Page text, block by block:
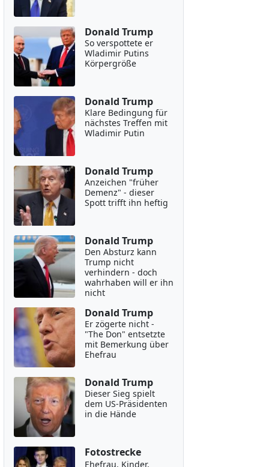
Donald Trump
So verspottete er
Wladimir Putins
Körpergröße
Donald Trump
Klare Bedingung für
nächstes Treffen mit
Wladimir Putin
Donald Trump
Anzeichen "früher
Demenz" - dieser
Spott trifft ihn heftig
Donald Trump
Den Absturz kann
Trump nicht
verhindern - doch
wahrhaben will er ihn
nicht
Donald Trump
Er zögerte nicht -
"The Don" entsetzte
mit Bemerkung über
Ehefrau
Donald Trump
Dieser Sieg spielt
dem US-Präsidenten
in die Hände
Fotostrecke
Ehefrau, Kinder,